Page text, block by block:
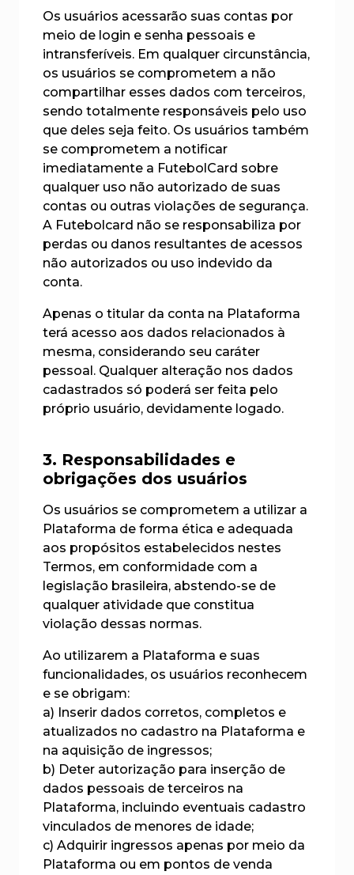
Os usuários acessarão suas contas por
meio de login e senha pessoais e
intransferíveis. Em qualquer circunstância,
os usuários se comprometem a não
compartilhar esses dados com terceiros,
sendo totalmente responsáveis pelo uso
que deles seja feito. Os usuários também
se comprometem a notificar
imediatamente a FutebolCard sobre
qualquer uso não autorizado de suas
contas ou outras violações de segurança.
A Futebolcard não se responsabiliza por
perdas ou danos resultantes de acessos
não autorizados ou uso indevido da
conta.
Apenas o titular da conta na Plataforma
terá acesso aos dados relacionados à
mesma, considerando seu caráter
pessoal. Qualquer alteração nos dados
cadastrados só poderá ser feita pelo
próprio usuário, devidamente logado.
3. Responsabilidades e
obrigações dos usuários
Os usuários se comprometem a utilizar a
Plataforma de forma ética e adequada
aos propósitos estabelecidos nestes
Termos, em conformidade com a
legislação brasileira, abstendo-se de
qualquer atividade que constitua
violação dessas normas.
Ao utilizarem a Plataforma e suas
funcionalidades, os usuários reconhecem
e se obrigam:
a) Inserir dados corretos, completos e
atualizados no cadastro na Plataforma e
na aquisição de ingressos;
b) Deter autorização para inserção de
dados pessoais de terceiros na
Plataforma, incluindo eventuais cadastro
vinculados de menores de idade;
c) Adquirir ingressos apenas por meio da
Plataforma ou em pontos de venda